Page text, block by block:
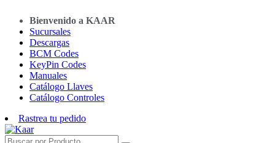
Bienvenido a KAAR
Sucursales
Descargas
BCM Codes
KeyPin Codes
Manuales
Catálogo Llaves
Catálogo Controles
Rastrea tu pedido